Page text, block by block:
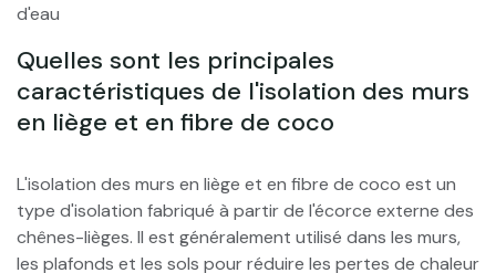
d'eau
Quelles sont les principales
caractéristiques de l'isolation des murs
en liège et en fibre de coco
L'isolation des murs en liège et en fibre de coco est un
type d'isolation fabriqué à partir de l'écorce externe des
chênes-lièges. Il est généralement utilisé dans les murs,
les plafonds et les sols pour réduire les pertes de chaleur